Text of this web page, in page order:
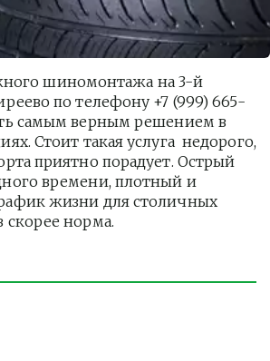
шиномонтажа на 3-й
по телефону +7 (999) 665-
самым верным решением в
Стоит такая услуга  недорого,
приятно порадует. Острый
времени, плотный и
жизни для столичных
скорее норма.